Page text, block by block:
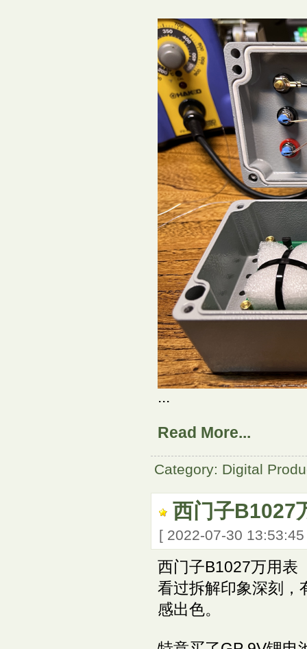
...
Read More...
Category: Digital
西门子B1027
[ 2022-07-30
西门子B1027万用表
看过拆解印象深刻，
感出色。